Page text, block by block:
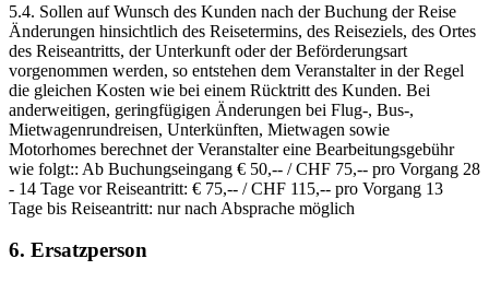
5.4. Sollen auf Wunsch des Kunden nach der Buchung der Reise
Änderungen hinsichtlich des Reisetermins, des Reiseziels, des Ortes
des Reiseantritts, der Unterkunft oder der Beförderungsart
vorgenommen werden, so entstehen dem Veranstalter in der Regel
die gleichen Kosten wie bei einem Rücktritt des Kunden. Bei
anderweitigen, geringfügigen Änderungen bei Flug-, Bus-,
Mietwagenrundreisen, Unterkünften, Mietwagen sowie
Motorhomes berechnet der Veranstalter eine Bearbeitungsgebühr
wie folgt:: Ab Buchungseingang € 50,-- / CHF 75,-- pro Vorgang 28
- 14 Tage vor Reiseantritt: € 75,-- / CHF 115,-- pro Vorgang 13
Tage bis Reiseantritt: nur nach Absprache möglich
6. Ersatzperson